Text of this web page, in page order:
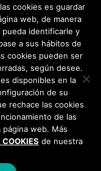
cookies es guardar
web, de manera
identificarle y
a sus hábitos de
cookies pueden ser
según desee.
disponibles en la
de su
rechace las cookies
de las
web. Más
de nuestra